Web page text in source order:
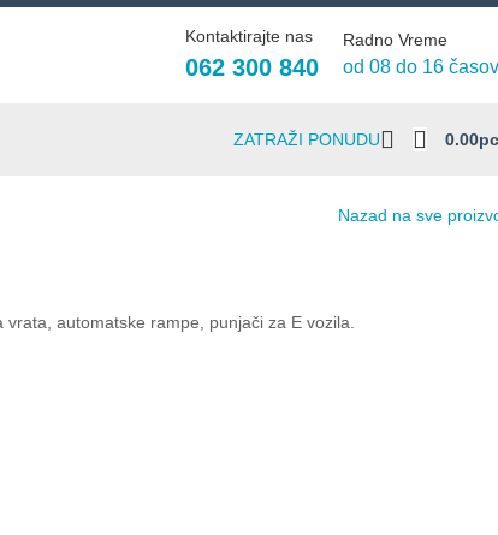
Kontaktirajte nas
062 300 840
Radno Vreme
od 08 do 16
ZATRAŽI PONUDU 0.00
Nazad na sve
automatske rampe, punjači za E vozila.